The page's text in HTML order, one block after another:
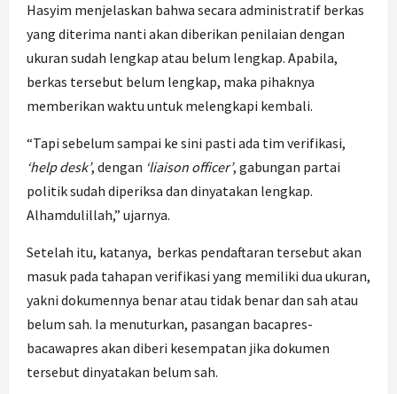
Hasyim menjelaskan bahwa secara administratif berkas
yang diterima nanti akan diberikan penilaian dengan
ukuran sudah lengkap atau belum lengkap. Apabila,
berkas tersebut belum lengkap, maka pihaknya
memberikan waktu untuk melengkapi kembali.
“Tapi sebelum sampai ke sini pasti ada tim verifikasi,
‘help desk’, dengan ‘liaison officer’, gabungan partai
politik sudah diperiksa dan dinyatakan lengkap.
Alhamdulillah,” ujarnya.
Setelah itu, katanya, berkas pendaftaran tersebut akan
masuk pada tahapan verifikasi yang memiliki dua ukuran,
yakni dokumennya benar atau tidak benar dan sah atau
belum sah. Ia menuturkan, pasangan bacapres-
bacawapres akan diberi kesempatan jika dokumen
tersebut dinyatakan belum sah.